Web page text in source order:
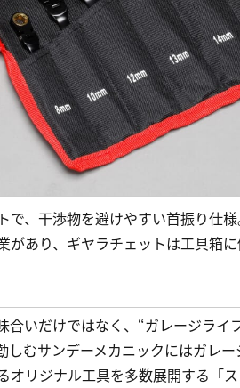
で、干渉物を避けやすい首振り仕
があり、ギヤラチェットは工具箱
合いだけではなく、“ガレージライ
しむサンデーメカニックにはガレ
オリジナル工具を多数展開する「